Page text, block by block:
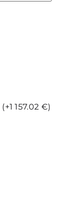
(+1 157.02 €)